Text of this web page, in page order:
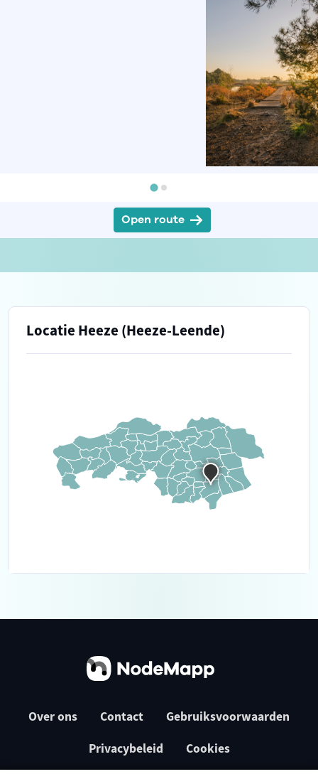
Open route
Locatie Heeze (Heeze-Leende)
Over ons Contact Gebruiksvoorwaarden
Privacybeleid Cookies